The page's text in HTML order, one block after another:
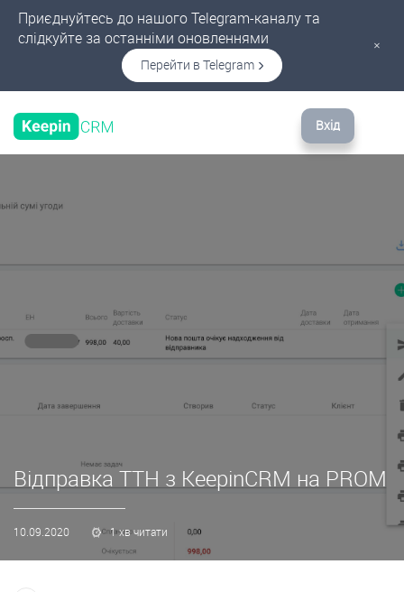
Приєднуйтесь до нашого Telegram-каналу та
слідкуйте за останніми оновленнями
Перейти в Telegram
×
Вхід
Відправка ТТН з KeepinCRM на PROM
10.09.2020 1 хв читати